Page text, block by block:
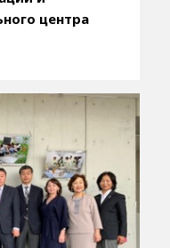
центра